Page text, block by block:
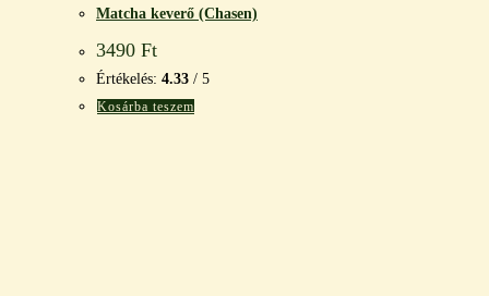
Matcha keverő (Chasen)
3490 Ft
Értékelés: 4.33 / 5
Kosárba teszem